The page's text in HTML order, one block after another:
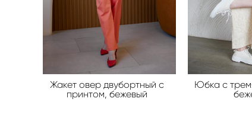
Жакет овер двубортный с
принтом, бежевый
Юбка с